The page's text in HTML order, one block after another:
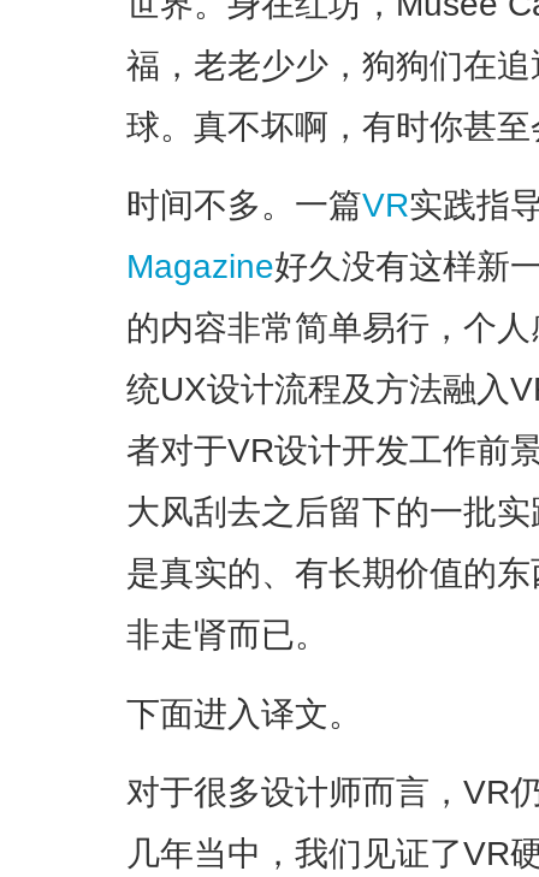
福，老老少少，狗狗们在
球。真不坏啊，有时你甚
时间不多。一篇VR实践指
Magazine好久没有这样新
的内容非常简单易行，个
统UX设计流程及方法融入
者对于VR设计开发工作前
大风刮去之后留下的一批
是真实的、有长期价值的
非走肾而已。
下面进入译文。
对于很多设计师而言，VR
几年当中，我们见证了VR